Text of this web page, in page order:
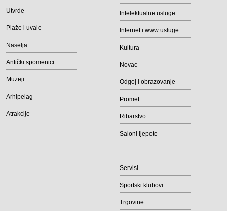
Utvrde
Plaže i uvale
Naselja
Antički spomenici
Muzeji
Arhipelag
Atrakcije
Intelektualne usluge
Internet i www usluge
Kultura
Novac
Odgoj i obrazovanje
Promet
Ribarstvo
Saloni ljepote
Servisi
Sportski klubovi
Trgovine